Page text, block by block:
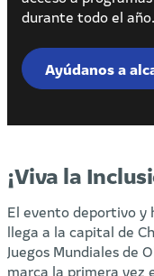
durante todo el año.
Ayúdanos a
¡Viva la
El evento deportivo y
llega a la capital de
Juegos Mundiales de
marca la primera vez